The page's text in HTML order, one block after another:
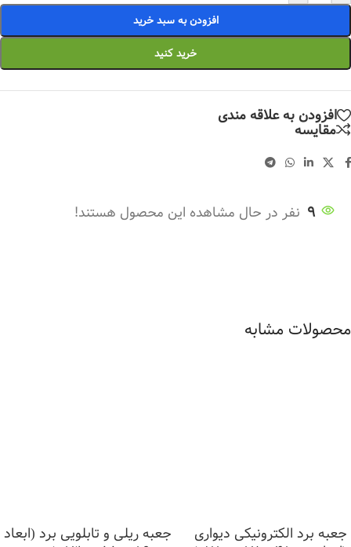
افزودن به سبد خرید
خرید کنید
افزودن به علاقه مندی
مقایسه
9 نفر در حال مشاهده این محصول هستند!
محصولات مشابه
جعبه برد الکترونیکی دیواری جعبه ریلی و تابلویی برد (ابعاد